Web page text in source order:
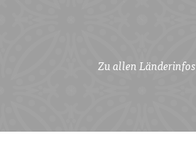
Zu allen Länderinfos